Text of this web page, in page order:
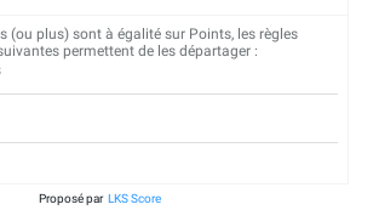
(ou plus) sont à égalité sur Points, les règles
permettent de les départager :
Proposé par LKS Score